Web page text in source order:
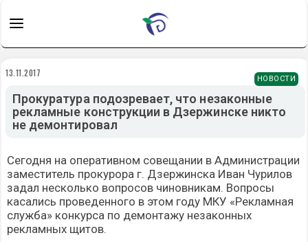
НОВОСТИ
13.11.2017
Прокуратура подозревает, что незаконные
рекламные конструкции в Дзержинске никто
не демонтировал
Сегодня на оперативном совещании в Администрации
заместитель прокурора г. Дзержинска Иван Чурилов
задал несколько вопросов чиновникам. Вопросы
касались проведенного в этом году МКУ «Рекламная
служба» конкурса по демонтажу незаконных
рекламных щитов.